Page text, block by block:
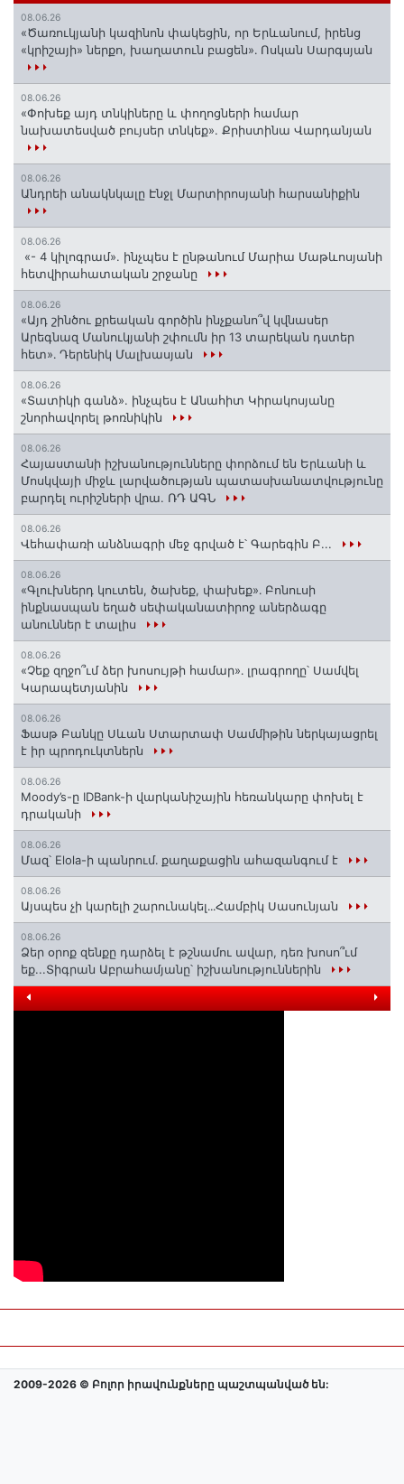
08.06.26
«Ծառուկյանի կազինոն փակեցին, որ Երևանում, իրենց
«կրիշայի» ներքո, խաղատուն բացեն»․ Ոսկան Սարգսյան
08.06.26
«Փոխեք այդ տնկիները և փողոցների համար
նախատեսված բույսեր տնկեք». Քրիստինա Վարդանյան
08.06.26
Անդրեի անակնկալը Էնջլ Մարտիրոսյանի հարսանիքին
08.06.26
«- 4 կիլոգրամ». ինչպես է ընթանում Մարիա Մաթևոսյանի
հետվիրահատական շրջանը
08.06.26
«Այդ շինծու քրեական գործին ինչքանո՞վ կվնասեր
Արեգնազ Մանուկյանի շփումն իր 13 տարեկան դստեր
հետ»․ Դերենիկ Մալխասյան
08.06.26
«Տատիկի գանձ». ինչպես է Անահիտ Կիրակոսյանը
շնորհավորել թոռնիկին
08.06.26
Հայաստանի իշխանությունները փորձում են Երևանի և
Մոսկվայի միջև լարվածության պատասխանատվությունը
բարդել ուրիշների վրա. ՌԴ ԱԳՆ
08.06.26
Վեհափառի անձնագրի մեջ գրված է՝ Գարեգին Բ...
08.06.26
«Գլուխներդ կուտեն, ծախեք, փախեք»․ Բոնուսի
ինքնասպան եղած սեփականատիրոջ աներձագը
անուններ է տալիս
08.06.26
«Չեք զղջո՞ւմ ձեր խոսույթի համար»․ լրագրողը՝ Սամվել
Կարապետյանին
08.06.26
Ֆասթ Բանկը Սևան Ստարտափ Սամմիթին ներկայացրել
է իր պրոդուկտներն
08.06.26
Moody’s-ը IDBank-ի վարկանիշային հեռանկարը փոխել է
դրականի
08.06.26
Մազ՝ Elola-ի պանրում․ քաղաքացին ահազանգում է
08.06.26
Այսպես չի կարելի շարունակել․․․Համբիկ Սասունյան
08.06.26
Ձեր օրոք զենքը դարձել է թշնամու ավար, դեռ խոսո՞ւմ
եք...Տիգրան Աբրահամյանը՝ իշխանություններին
2009-2026 © Բոլոր իրավունքները պաշտպանված են: